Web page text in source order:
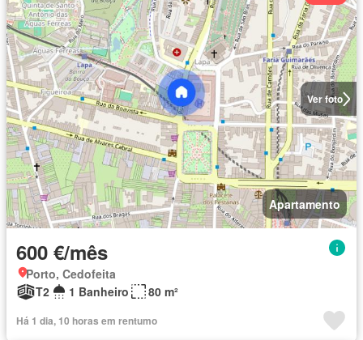
Ver foto
Apartamento
600 €/mês
Porto, Cedofeita
T2
1 Banheiro 80 m²
Há 1 dia, 10 horas em rentumo